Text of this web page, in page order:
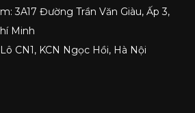
3A17 Đường Trần Văn Giàu, Ấp 3,
Minh
CN1, KCN Ngọc Hồi, Hà Nội